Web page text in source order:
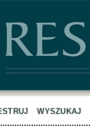
WYSZUKAJ